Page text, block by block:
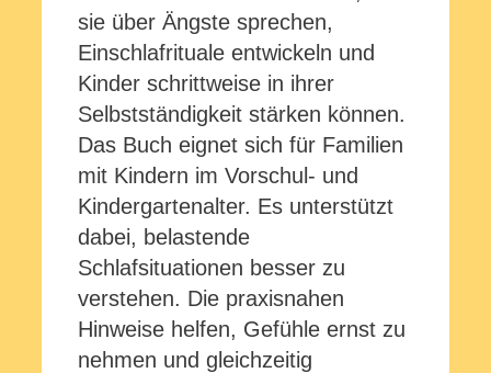
sie über Ängste sprechen,
Einschlafrituale entwickeln und
Kinder schrittweise in ihrer
Selbstständigkeit stärken können.
Das Buch eignet sich für Familien
mit Kindern im Vorschul- und
Kindergartenalter. Es unterstützt
dabei, belastende
Schlafsituationen besser zu
verstehen. Die praxisnahen
Hinweise helfen, Gefühle ernst zu
nehmen und gleichzeitig